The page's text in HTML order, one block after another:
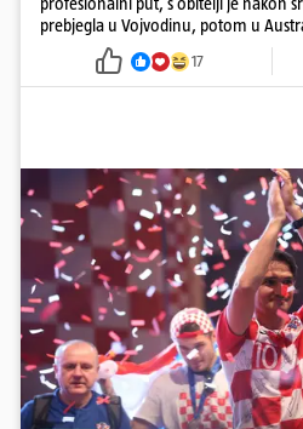
prebjegla u Vojvodinu, potom u
17